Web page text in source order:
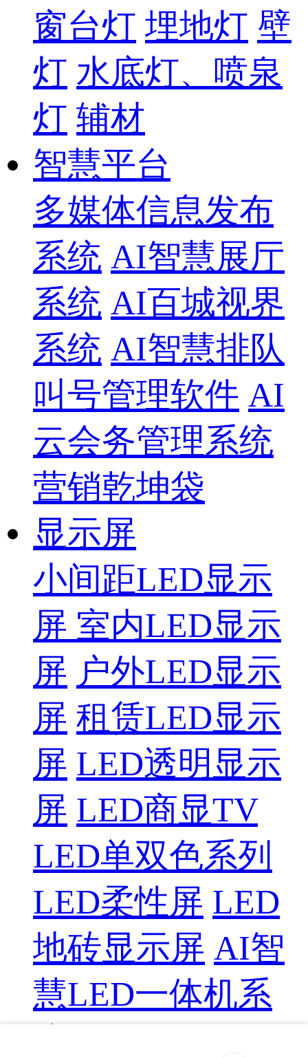
窗台灯 埋地灯 壁
灯 水底灯、喷泉
灯 辅材
智慧平台
多媒体信息发布
系统 AI智慧展厅
系统 AI百城视界
系统 AI智慧排队
叫号管理软件 AI
云会务管理系统
营销乾坤袋
显示屏
小间距LED显示
屏 室内LED显示
屏 户外LED显示
屏 租赁LED显示
屏 LED透明显示
屏 LED商显TV
LED单双色系列
LED柔性屏 LED
地砖显示屏 AI智
慧LED一体机系